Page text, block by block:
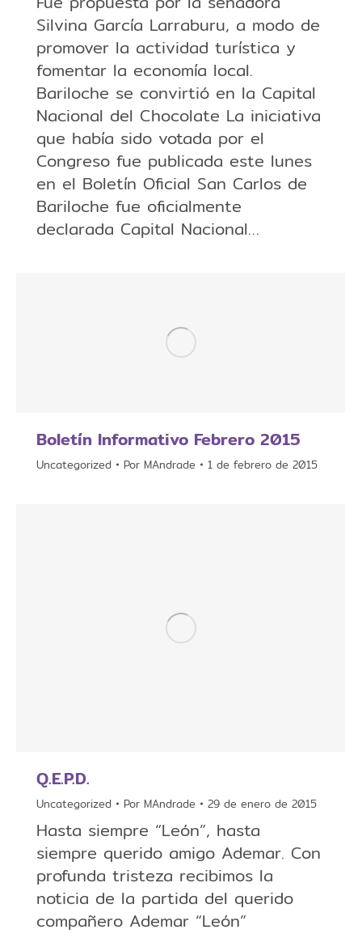
Silvina García Larraburu, a modo de
promover la actividad turística y
fomentar la economía local.
Bariloche se convirtió en la Capital
Nacional del Chocolate La iniciativa
que había sido votada por el
Congreso fue publicada este lunes
en el Boletín Oficial San Carlos de
Bariloche fue oficialmente
declarada Capital Nacional…
Boletín Informativo Febrero 2015
Uncategorized Por MAndrade 1 de febrero de 2015
Q.E.P.D.
Uncategorized Por MAndrade 29 de enero de 2015
Hasta siempre “León”, hasta
siempre querido amigo Ademar. Con
profunda tristeza recibimos la
noticia de la partida del querido
compañero Ademar “León”